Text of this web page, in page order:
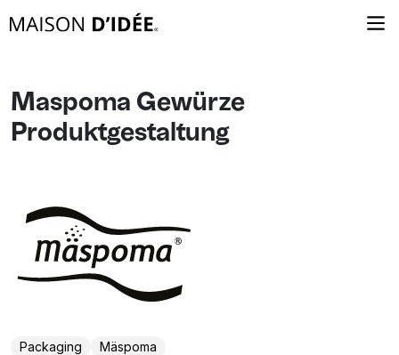
Maspoma Gewürze
Produktgestaltung
Packaging Mäspoma